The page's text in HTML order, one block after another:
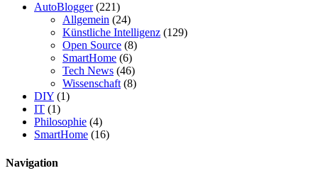
AutoBlogger(221)
Allgemein (24)
Künstliche Intelligenz (129)
Open Source (8)
SmartHome (6)
Tech News (46)
Wissenschaft(8)
DIY (1)
IT (1)
Philosophie (4)
SmartHome (16)
Navigation